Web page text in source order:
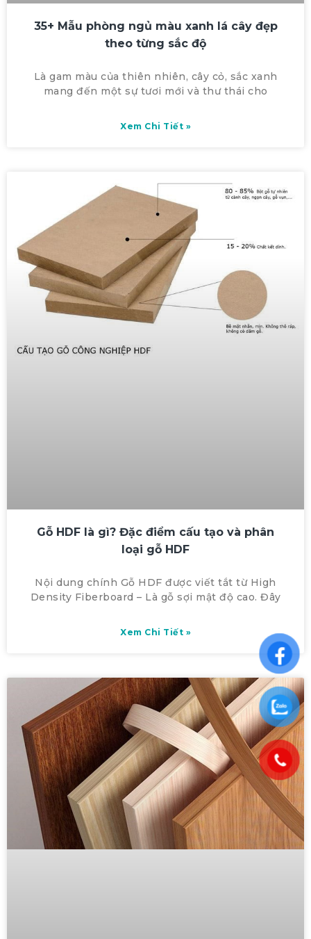
35+ Mẫu phòng ngủ màu xanh lá cây đẹp
theo từng sắc độ
Là gam màu của thiên nhiên, cây cỏ, sắc xanh
mang đến một sự tươi mới và thư thái cho
Xem Chi Tiết »
Gỗ HDF là gì? Đặc điểm cấu tạo và phân
loại gỗ HDF
Nội dung chính Gỗ HDF được viết tắt từ High
Density Fiberboard – Là gỗ sợi mật độ cao. Đây
Xem Chi Tiết »